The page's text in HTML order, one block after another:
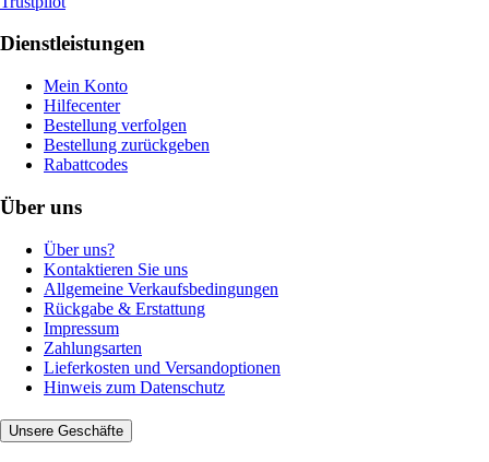
Dienstleistungen
Mein Konto
Hilfecenter
Bestellung verfolgen
Bestellung zurückgeben
Rabattcodes
Über uns
Über uns?
Kontaktieren Sie uns
Allgemeine Verkaufsbedingungen
Rückgabe & Erstattung
Impressum
Zahlungsarten
Lieferkosten und Versandoptionen
Hinweis zum Datenschutz
Unsere Geschäfte